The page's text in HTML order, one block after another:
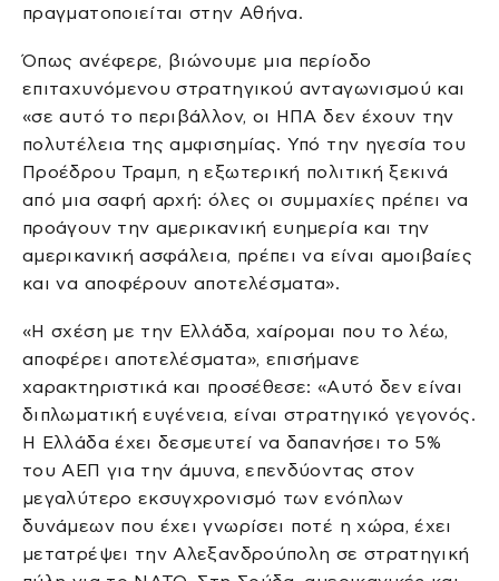
πραγματοποιείται στην Αθήνα.
Όπως ανέφερε, βιώνουμε μια περίοδο
επιταχυνόμενου στρατηγικού ανταγωνισμού και
«σε αυτό το περιβάλλον, οι ΗΠΑ δεν έχουν την
πολυτέλεια της αμφισημίας. Υπό την ηγεσία του
Προέδρου Τραμπ, η εξωτερική πολιτική ξεκινά
από μια σαφή αρχή: όλες οι συμμαχίες πρέπει να
προάγουν την αμερικανική ευημερία και την
αμερικανική ασφάλεια, πρέπει να είναι αμοιβαίες
και να αποφέρουν αποτελέσματα».
«Η σχέση με την Ελλάδα, χαίρομαι που το λέω,
αποφέρει αποτελέσματα», επισήμανε
χαρακτηριστικά και προσέθεσε: «Αυτό δεν είναι
διπλωματική ευγένεια, είναι στρατηγικό γεγονός.
Η Ελλάδα έχει δεσμευτεί να δαπανήσει το 5%
του ΑΕΠ για την άμυνα, επενδύοντας στον
μεγαλύτερο εκσυγχρονισμό των ενόπλων
δυνάμεων που έχει γνωρίσει ποτέ η χώρα, έχει
μετατρέψει την Αλεξανδρούπολη σε στρατηγική